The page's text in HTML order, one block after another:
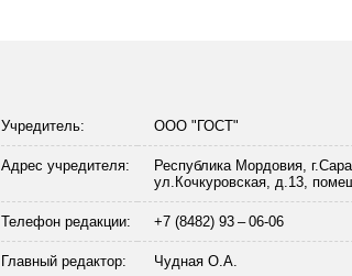
Учредитель: ООО "ГОСТ"
Адрес учредителя:
Республика Мордовия,
ул.Кочкуровская, д.13,
Телефон редакции: +7 (8482) 93 – 06-06
Главный редактор: Чудная О.А.